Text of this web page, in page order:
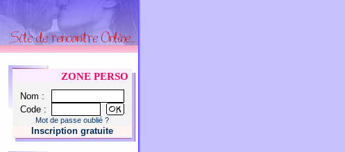
ZONE PERSO
Nom :
Code :
Mot de passe oublié ?
Inscription gratuite